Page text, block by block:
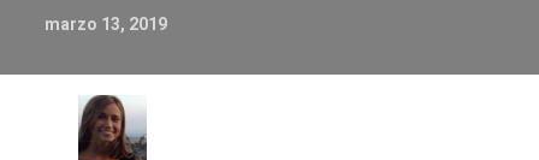
marzo 13, 2019